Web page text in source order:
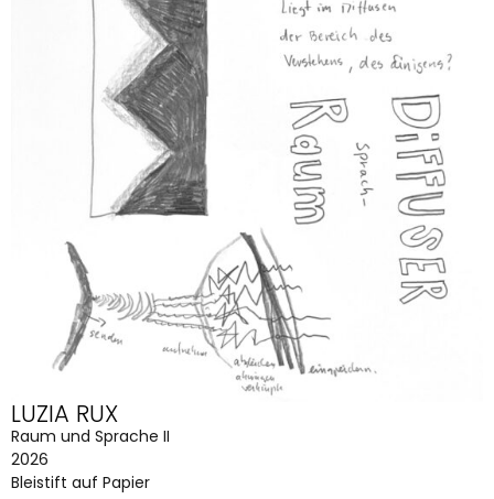
LUZIA RUX
Raum und Sprache II
2026
Bleistift auf Papier